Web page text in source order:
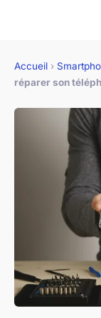
Accueil ›
réparer son